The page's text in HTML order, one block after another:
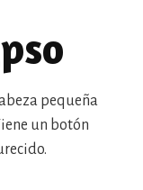
pequeña
un botón